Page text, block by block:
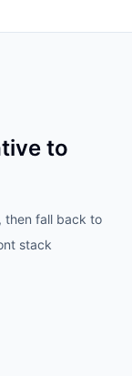
to
then fall back to
stack